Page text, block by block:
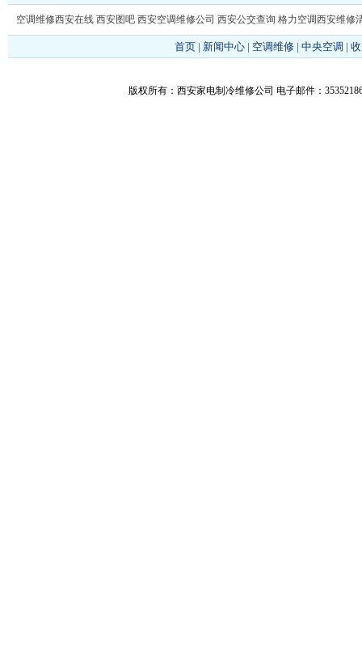
空调维修西安在线 西安图吧 西安空调维修公司 西安公交查询 格力空调西安维修
首页| 新闻中心| 空调维修| 中央空调 |
版权所有：西安家电制冷维修公司 电子邮件：